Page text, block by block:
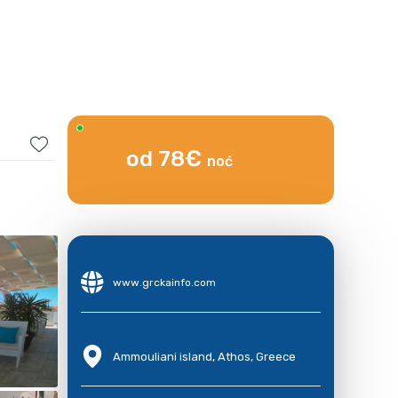
od 78€ noć
www.grckainfo.com
Ammouliani island, Athos, Greece